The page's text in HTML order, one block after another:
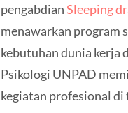
pengabdianSleeping
menawarkan program
kebutuhan dunia kerja
Psikologi UNPAD
kegiatan profesional